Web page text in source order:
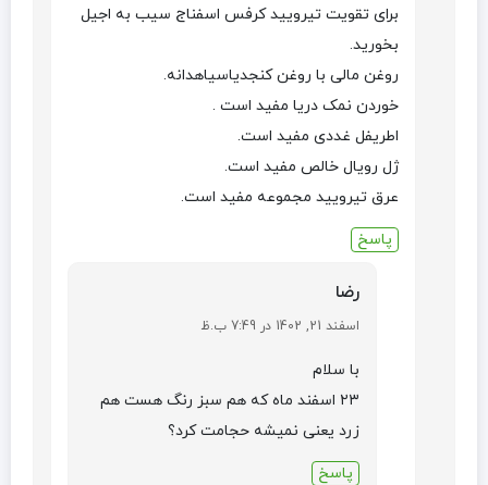
برای تقویت تیرویید کرفس اسفناج سیب به اجیل
بخورید.
روغن مالی با روغن کنجدیاسیاهدانه.
خوردن نمک دریا مفید است .
اطریفل غددی مفید است.
ژل رویال خالص مفید است.
عرق تیرویید مجموعه مفید است.
پاسخ
رضا
اسفند 21, 1402 در 7:49 ب.ظ
با سلام
۲۳ اسفند ماه که هم سبز رنگ هست هم
زرد یعنی نمیشه حجامت کرد؟
پاسخ